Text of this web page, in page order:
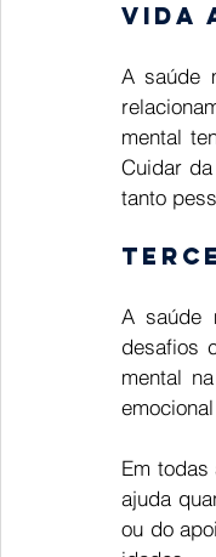
Vida
A saúde
mental
Cuidar
tanto
A saúde
desafios
mental
Em
ajuda
ou do